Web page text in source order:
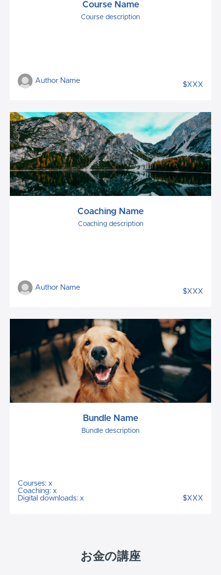
Course Name
Course description
Author Name
$XXX
Coaching Name
Coaching description
Author Name
$XXX
Bundle Name
Bundle description
Courses: x
Coaching: x
Digital downloads: x
$XXX
お金の講座